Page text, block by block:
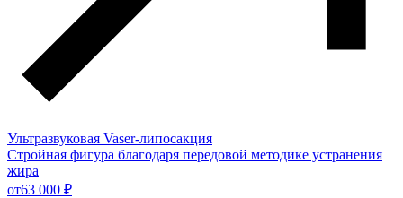
Ультразвуковая Vaser-липосакция
Стройная фигура благодаря передовой методике устранения
жира
от63 000 ₽